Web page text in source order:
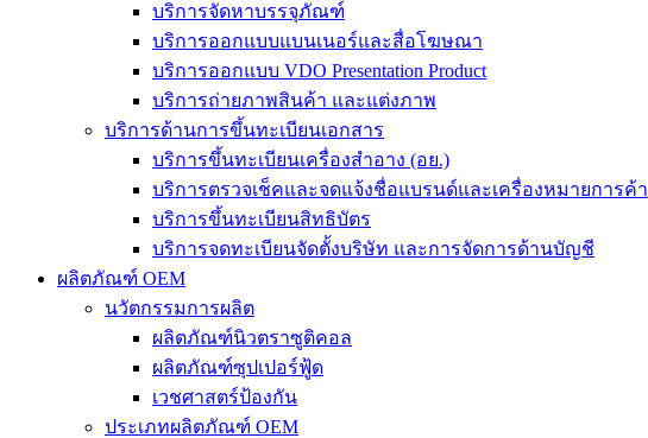
บริการจัดหาบรรจุภัณฑ์
บริการออกแบบแบนเนอร์และสื่อโฆษณา
บริการออกแบบ VDO Presentation Product
บริการถ่ายภาพสินค้า และแต่งภาพ
บริการด้านการขึ้นทะเบียนเอกสาร
บริการขึ้นทะเบียนเครื่องสำอาง (อย.)
บริการตรวจเช็คและจดแจ้งชื่อแบรนด์และเครื่องหมายการค้า
บริการขึ้นทะเบียนสิทธิบัตร
บริการจดทะเบียนจัดตั้งบริษัท และการจัดการด้านบัญชี
ผลิตภัณฑ์ OEM
นวัตกรรมการผลิต
ผลิตภัณฑ์นิวตราซูติคอล
ผลิตภัณฑ์ซุปเปอร์ฟู้ด
เวชศาสตร์ป้องกัน
ประเภทผลิตภัณฑ์ OEM